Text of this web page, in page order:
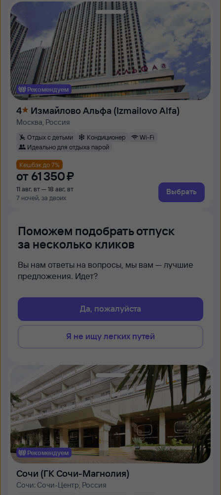
Рекомендуем
4 Измайлово Альфа (Izmailovo Alfa)
Москва, Россия
Отдых с детьми Кондиционер
Wi-Fi
Идеально для отдыха парой
Кешбэк до 7%
от 61 ⁠350 ⁠₽
11 авг, вт — 18 авг, вт
7 ночей, за двоих
Выбрать
Поможем подобрать отпуск
за несколько кликов
Вы нам ответы на вопросы, мы вам — лучшие
предложения. Идет?
Да, пожалуйста
Я не ищу легких путей
Рекомендуем
Сочи (ГК Сочи-Магнолия)
Сочи: Сочи-Центр, Россия